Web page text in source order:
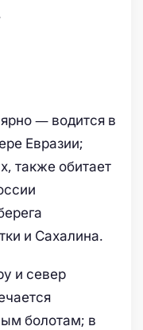
— водится в
Евразии;
также обитает
и Сахалина.
и север
болотам; в